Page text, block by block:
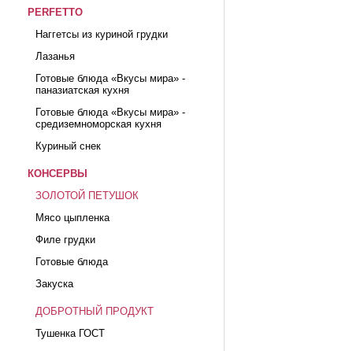
PERFETTO
Наггетсы из куриной грудки
Лазанья
Готовые блюда «Вкусы мира» -
паназиатская кухня
Готовые блюда «Вкусы мира» -
средиземноморская кухня
Куриный снек
КОНСЕРВЫ
ЗОЛОТОЙ ПЕТУШОК
Мясо цыпленка
Филе грудки
Готовые блюда
Закуска
ДОБРОТНЫЙ ПРОДУКТ
Тушенка ГОСТ